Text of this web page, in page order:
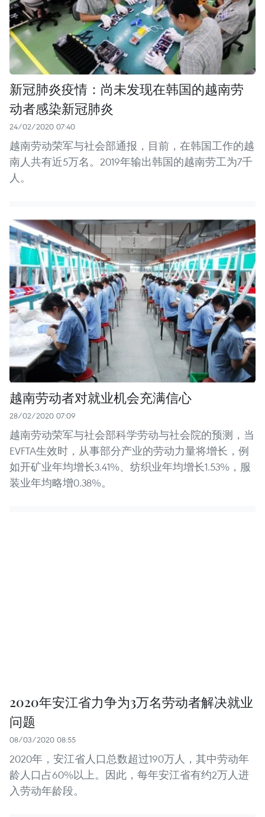
新冠肺炎疫情：尚未发现在韩国的越南劳
动者感染新冠肺炎
24/02/2020 07:40
越南劳动荣军与社会部通报，目前，在韩国工作的越
南人共有近5万名。2019年输出韩国的越南劳工为7千
人。
越南劳动者对就业机会充满信心
28/02/2020 07:09
越南劳动荣军与社会部科学劳动与社会院的预测，当
EVFTA生效时，从事部分产业的劳动力量将增长，例
如开矿业年均增长3.41%、纺织业年均增长1.53%，服
装业年均略增0.38%。
2020年安江省力争为3万名劳动者解决就业
问题
08/03/2020 08:55
2020年，安江省人口总数超过190万人，其中劳动年
龄人口占60%以上。因此，每年安江省有约2万人进
入劳动年龄段。